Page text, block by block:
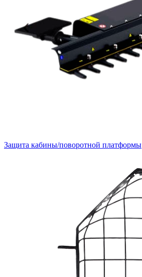
Защита кабины/поворотной платформы